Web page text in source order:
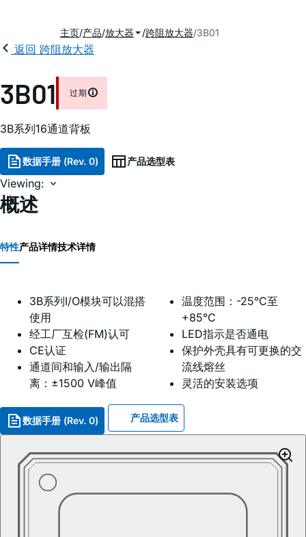
主页 产品 放大器 跨阻放大器 3B01
返回 跨阻放大器
3B01 过期
3B系列16通道背板
数据手册 (Rev. 0) 产品选型表
Viewing:
概述
特性产品详情技术详情
3B系列I/O模块可以混搭
使用
经工厂互检(FM)认可
CE认证
通道间和输入/输出隔
离：±1500 V峰值
温度范围：-25°C至
+85°C
LED指示是否通电
保护外壳具有可更换的交
流线熔丝
灵活的安装选项
数据手册 (Rev. 0) 产品选型表